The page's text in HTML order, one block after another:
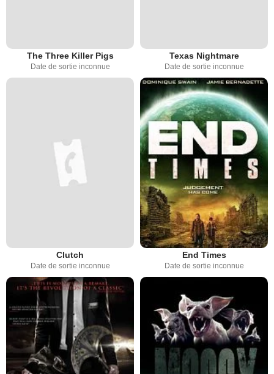
The Three Killer Pigs
Date de sortie inconnue
Texas Nightmare
Date de sortie inconnue
Clutch
Date de sortie inconnue
End Times
Date de sortie inconnue